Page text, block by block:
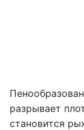
разрывает
становится